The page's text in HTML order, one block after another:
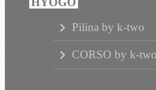
Pilina by k-two
CORSO by k-